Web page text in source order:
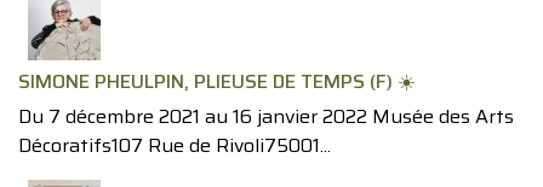
SIMONE PHEULPIN, PLIEUSE DE TEMPS (F) ☀️
Du 7 décembre 2021 au 16 janvier 2022 Musée des Arts
Décoratifs107 Rue de Rivoli75001...